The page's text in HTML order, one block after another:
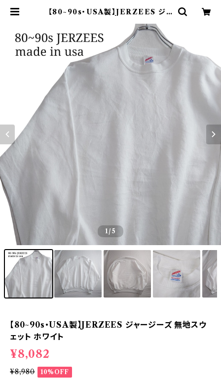
【80~90s・USA製】JERZEES ジャ
オンライン古着屋 9chord
1/5
【80~90s・USA製】JERZEES ジャージーズ 無地スウ
ェット ホワイト
¥8,082
¥8,980 10%OFF